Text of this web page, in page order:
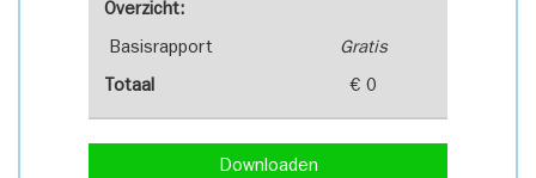
Overzicht:
Basisrapport Gratis
Totaal € 0
Downloaden